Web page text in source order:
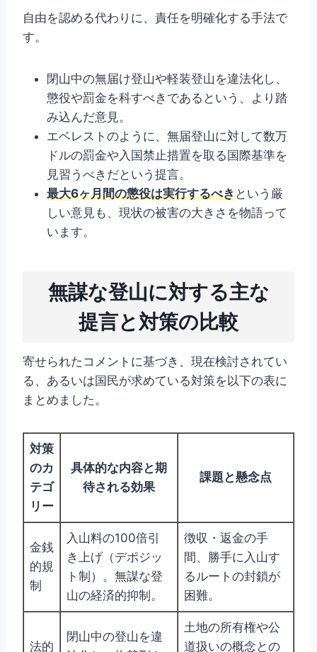
自由を認める代わりに、責任を明確化する手法で
す。
閉山中の無届け登山や軽装登山を違法化し、
懲役や罰金を科すべきであるという、より踏
み込んだ意見。
エベレストのように、無届登山に対して数万
ドルの罰金や入国禁止措置を取る国際基準を
見習うべきだという提言。
最大6ヶ月間の懲役は実行するべきという厳
しい意見も、現状の被害の大きさを物語って
います。
無謀な登山に対する主な
提言と対策の比較
寄せられたコメントに基づき、現在検討されてい
る、あるいは国民が求めている対策を以下の表に
まとめました。
対策
のカ
テゴ
リー
具体的な内容と期
待される効果
課題と懸念点
金銭
的規
制
入山料の100倍引
き上げ（デポジッ
ト制）。無謀な登
山の経済的抑制。
徴収・返金の手
間、勝手に入山す
るルートの封鎖が
困難。
法的
閉山中の登山を違
土地の所有権や公
道扱いの概念との